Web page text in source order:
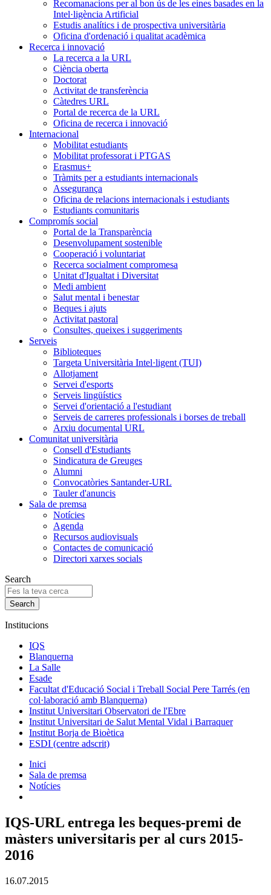
Recomanacions per al bon ús de les eines basades en la
Intel·ligència Artificial
Estudis analítics i de prospectiva universitària
Oficina d'ordenació i qualitat acadèmica
Recerca i innovació
La recerca a la URL
Ciència oberta
Doctorat
Activitat de transferència
Càtedres URL
Portal de recerca de la URL
Oficina de recerca i innovació
Internacional
Mobilitat estudiants
Mobilitat professorat i PTGAS
Erasmus+
Tràmits per a estudiants internacionals
Assegurança
Oficina de relacions internacionals i estudiants
Estudiants comunitaris
Compromís social
Portal de la Transparència
Desenvolupament sostenible
Cooperació i voluntariat
Recerca socialment compromesa
Unitat d'Igualtat i Diversitat
Medi ambient
Salut mental i benestar
Beques i ajuts
Activitat pastoral
Consultes, queixes i suggeriments
Serveis
Biblioteques
Targeta Universitària Intel·ligent (TUI)
Allotjament
Servei d'esports
Serveis lingüístics
Servei d'orientació a l'estudiant
Serveis de carreres professionals i borses de treball
Arxiu documental URL
Comunitat universitària
Consell d'Estudiants
Sindicatura de Greuges
Alumni
Convocatòries Santander-URL
Tauler d'anuncis
Sala de premsa
Notícies
Agenda
Recursos audiovisuals
Contactes de comunicació
Directori xarxes socials
Search
Institucions
IQS
Blanquerna
La Salle
Esade
Facultat d'Educació Social i Treball Social Pere Tarrés (en
col·laboració amb Blanquerna)
Institut Universitari Observatori de l'Ebre
Institut Universitari de Salut Mental Vidal i Barraquer
Institut Borja de Bioètica
ESDI (centre adscrit)
Inici
Sala de premsa
Notícies
IQS-URL entrega les beques-premi de
màsters universitaris per al curs 2015-
2016
16.07.2015